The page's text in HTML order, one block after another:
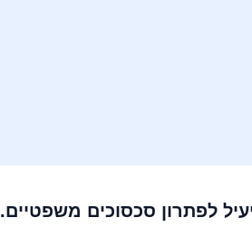
לפתרון סכסוכים משפטיים.